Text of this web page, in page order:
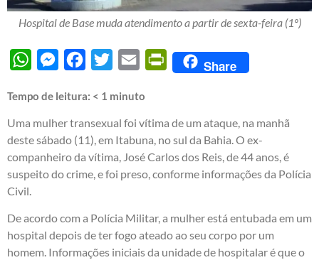
Hospital de Base muda atendimento a partir de sexta-feira (1º)
WhatsAppMessengerFacebook
Twitter Email PrintFriendly
Share
Tempo de leitura: < 1 minuto
Uma mulher transexual foi vítima de um ataque, na manhã
deste sábado (11), em Itabuna, no sul da Bahia. O ex-
companheiro da vítima, José Carlos dos Reis, de 44 anos, é
suspeito do crime, e foi preso, conforme informações da Polícia
Civil.
De acordo com a Polícia Militar, a mulher está entubada em um
hospital depois de ter fogo ateado ao seu corpo por um
homem. Informações iniciais da unidade de hospitalar é que o